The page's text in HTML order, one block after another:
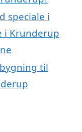
speciale i
i Krunderup
til